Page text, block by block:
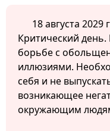
18 августа 2029
Критический
борьбе с
иллюзиями.
себя и не
возникающее
окружающим